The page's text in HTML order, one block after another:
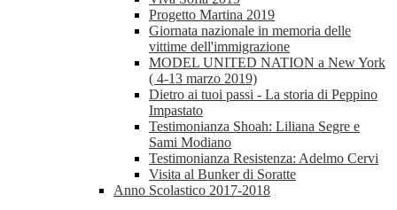
Progetto Martina 2019
Giornata nazionale in memoria delle
vittime dell'immigrazione
MODEL UNITED NATION a New York
( 4-13 marzo 2019)
Dietro ai tuoi passi - La storia di Peppino
Impastato
Testimonianza Shoah: Liliana Segre e
Sami Modiano
Testimonianza Resistenza: Adelmo Cervi
Visita al Bunker di Soratte
Anno Scolastico 2017-2018